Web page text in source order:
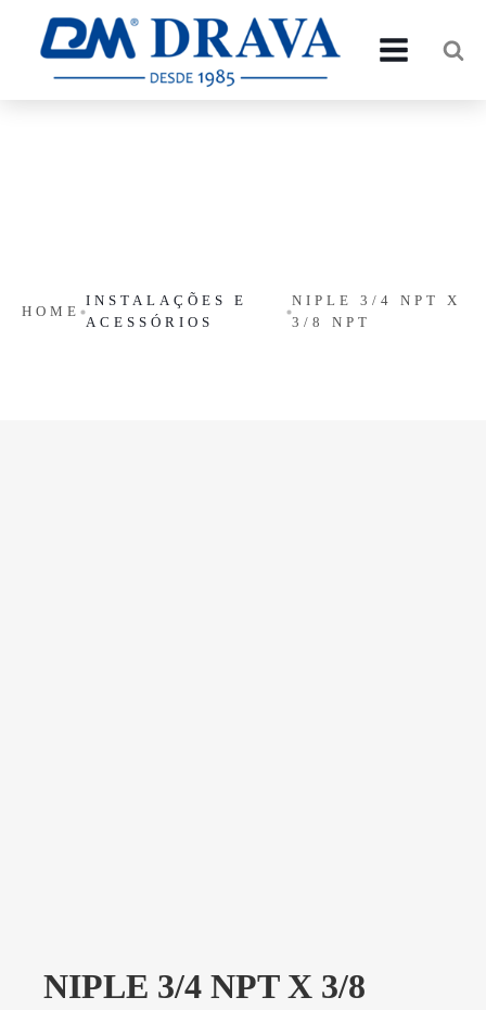
HOME
INSTALAÇÕES E
ACESSÓRIOS
NIPLE 3/4 NPT X
3/8 NPT
NIPLE 3/4 NPT X 3/8